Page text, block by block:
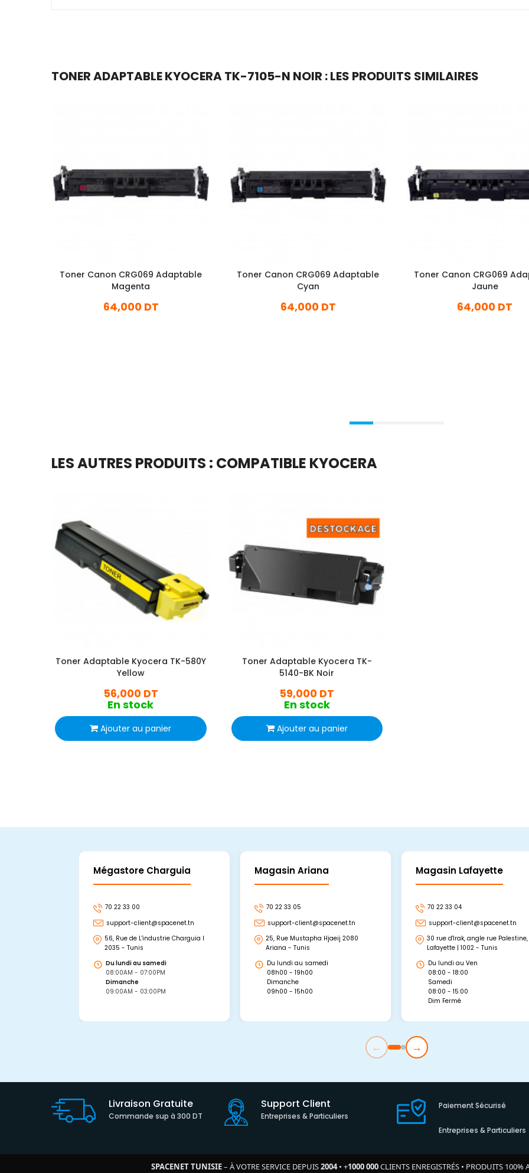
TONER ADAPTABLE KYOCERA TK-7105-N NOIR : LES PRODUITS SIMILAIRES
Toner Canon CRG069 Adaptable
Magenta
64,000 DT
Toner Canon CRG069 Adaptable
Cyan
64,000 DT
Toner Canon CRG069
Jaune
64,000 DT
LES AUTRES PRODUITS : COMPATIBLE KYOCERA
Toner Adaptable Kyocera TK-580Y
Yellow
56,000 DT
En stock
Ajouter au panier
Toner Adaptable Kyocera TK-
5140-BK Noir
59,000 DT
En stock
Ajouter au panier
Mégastore Charguia
70 22 33 00
support-client@spacenet.tn
56, Rue de L'industrie Charguia I
2035 - Tunis
Du lundi au samedi
08:00AM - 07:00PM
Dimanche
09:00AM - 03:00PM
Magasin Ariana
70 22 33 05
support-client@spacenet.tn
25, Rue Mustapha Hjaeij 2080
Ariana - Tunis
Du lundi au samedi
08h00 - 19h00
Dimanche
09h00 - 15h00
Magasin Lafayette
70 22 33 04
support-client@spacenet.tn
30 rue d'Irak, angle rue Palestine,
Lafayette | 1002 - Tunis
Du lundi au Ven
08:00 - 18:00
Samedi
08:00 - 15:00
Dim Fermé
← →
Livraison Gratuite
Commande sup à 300 DT
Support Client
Entreprises & Particuliers
Paiement Sécurisé
Entreprises & Particuliers
SPACENET TUNISIE– À VOTRE SERVICE DEPUIS2004• +1000 000CLIENTS ENREGISTRÉS• PRODUITS 100%